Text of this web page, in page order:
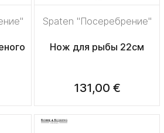
Spaten "Посеребрение"
Нож для рыбы 22см
131,00 €